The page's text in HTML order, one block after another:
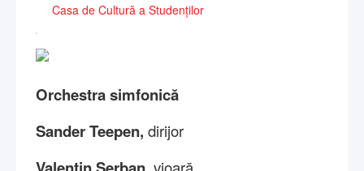
Casa de Cultură a Studenților
Orchestra simfonică
Sander Teepen, dirijor